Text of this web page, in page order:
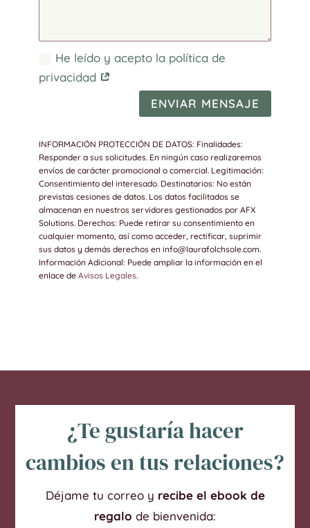
He leído y acepto la política de
privacidad
ENVIAR MENSAJE
INFORMACIÓN PROTECCIÓN DE DATOS: Finalidades:
Responder a sus solicitudes. En ningún caso realizaremos
envíos de carácter promocional o comercial. Legitimación:
Consentimiento del interesado. Destinatarios: No están
previstas cesiones de datos. Los datos facilitados se
almacenan en nuestros servidores gestionados por AFX
Solutions. Derechos: Puede retirar su consentimiento en
cualquier momento, así como acceder, rectificar, suprimir
sus datos y demás derechos en info@laurafolchsole.com.
Información Adicional: Puede ampliar la información en el
enlace de Avisos Legales.
¿Te gustaría hacer
cambios en tus relaciones?
Déjame tu correo y recibe el ebook de
regalo de bienvenida: